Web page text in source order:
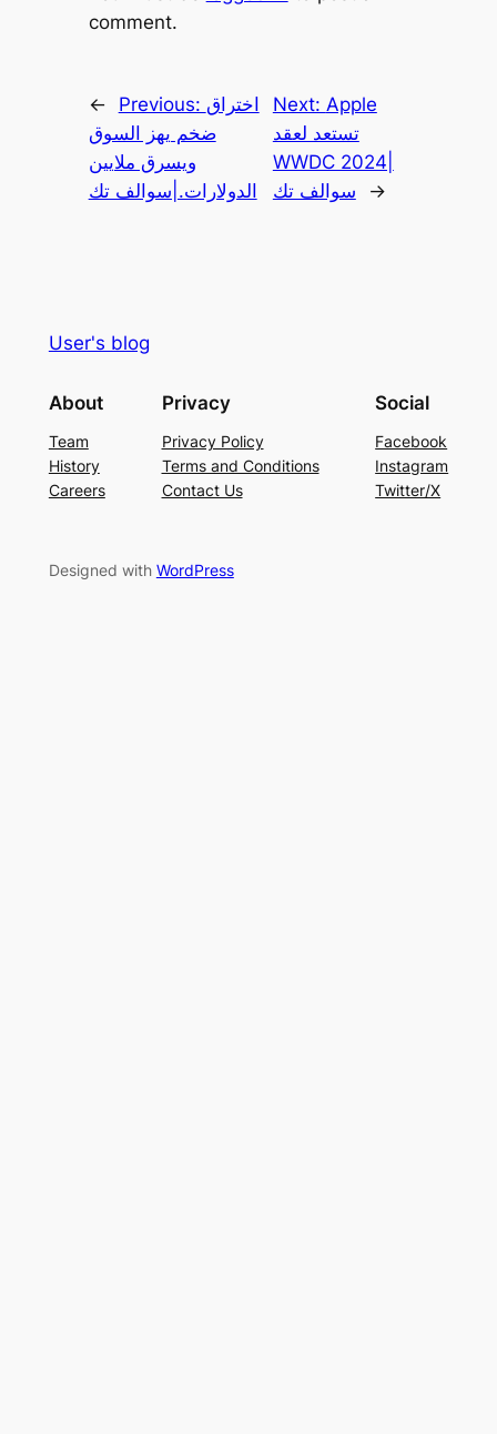
comment.
← Previous: اختراق
ضخم يهز السوق
ويسرق ملايين
الدولارات.|سوالف تك
Next: Apple
تستعد لعقد
WWDC 2024|
سوالف تك
→
User's blog
About
Team
History
Careers
Privacy
Privacy Policy
Terms and Conditions
Contact Us
Social
Facebook
Instagram
Twitter/X
Designed with WordPress